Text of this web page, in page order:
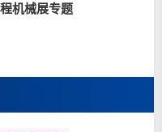
机械展专题